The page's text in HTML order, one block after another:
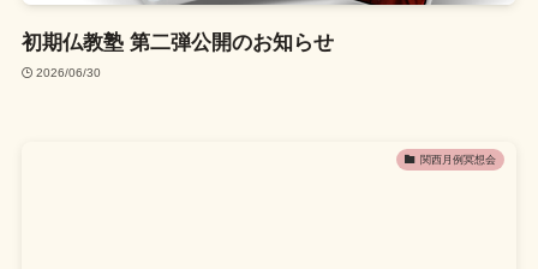
初期仏教塾 第二弾公開のお知らせ
2026/06/30
関西月例冥想会